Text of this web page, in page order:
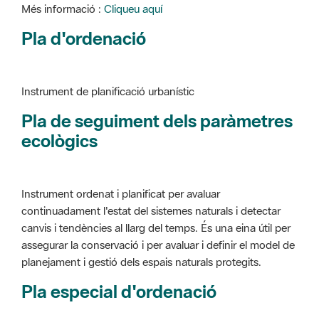
Instrument de planificació urbanístic
ecològics
Instrument ordenat i planificat per avaluar
assegurar la conservació i per avaluar i definir el model de
planejament i gestió dels espais naturals protegits.
Pla especial d'ordenació
Instrument de planificació urbanístic